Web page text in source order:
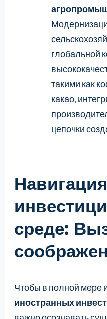
глобальной
такими как
какао,
цепочки
среде:
Чтобы в полной мере
иностранных